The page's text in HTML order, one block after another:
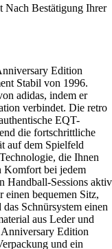
Nach Bestätigung Ihrer
Edition
Stabil von 1996.
adidas, indem er
verbindet. Die retro
EQT-
die fortschrittliche
auf dem Spielfeld
die Ihnen
Komfort bei jedem
Handball-Sessions aktiv
einen bequemen Sitz,
Schnürsystem einen
aus Leder und
Edition
und ein